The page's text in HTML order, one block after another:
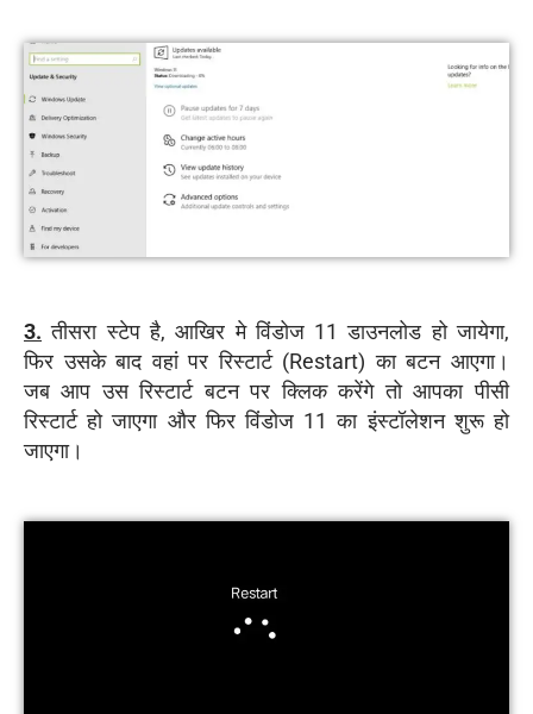
3. तीसरा स्टेप है, आखिर मे विंडोज 11 डाउनलोड हो जायेगा,
फिर उसके बाद वहां पर रिस्टार्ट (Restart) का बटन आएगा।
जब आप उस रिस्टार्ट बटन पर क्लिक करेंगे तो आपका पीसी
रिस्टार्ट हो जाएगा और फिर विंडोज 11 का इंस्टॉलेशन शुरू हो
जाएगा।